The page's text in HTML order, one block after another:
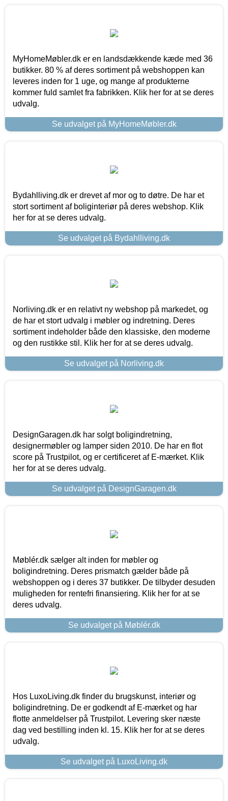
MyHomeMøbler.dk er en landsdækkende kæde med 36
butikker. 80 % af deres sortiment på webshoppen kan
leveres inden for 1 uge, og mange af produkterne
kommer fuld samlet fra fabrikken. Klik her for at se deres
udvalg.
Se udvalget på MyHomeMøbler.dk
Bydahlliving.dk er drevet af mor og to døtre. De har et
stort sortiment af boliginteriør på deres webshop. Klik
her for at se deres udvalg.
Se udvalget på Bydahlliving.dk
Norliving.dk er en relativt ny webshop på markedet, og
de har et stort udvalg i møbler og indretning. Deres
sortiment indeholder både den klassiske, den moderne
og den rustikke stil. Klik her for at se deres udvalg.
Se udvalget på Norliving.dk
DesignGaragen.dk har solgt boligindretning,
designermøbler og lamper siden 2010. De har en flot
score på Trustpilot, og er certificeret af E-mærket. Klik
her for at se deres udvalg.
Se udvalget på DesignGaragen.dk
Møblér.dk sælger alt inden for møbler og
boligindretning. Deres prismatch gælder både på
webshoppen og i deres 37 butikker. De tilbyder desuden
muligheden for rentefri finansiering. Klik her for at se
deres udvalg.
Se udvalget på Møblér.dk
Hos LuxoLiving.dk finder du brugskunst, interiør og
boligindretning. De er godkendt af E-mærket og har
flotte anmeldelser på Trustpilot. Levering sker næste
dag ved bestilling inden kl. 15. Klik her for at se deres
udvalg.
Se udvalget på LuxoLiving.dk